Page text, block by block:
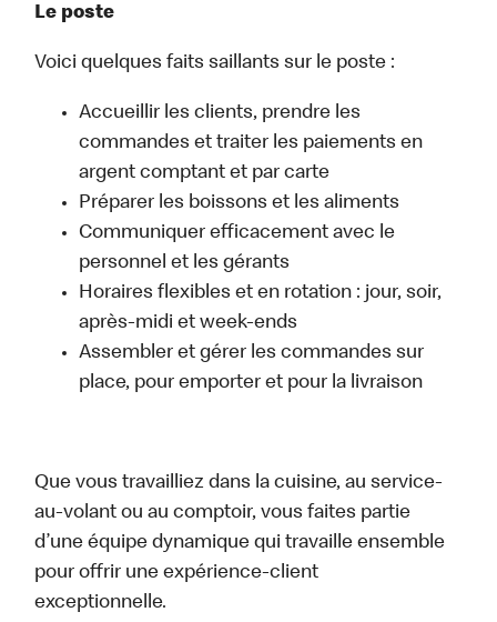
Le poste
Voici quelques faits saillants sur le poste :
Accueillir les clients, prendre les
commandes et traiter les paiements en
argent comptant et par carte
Préparer les boissons et les aliments
Communiquer efficacement avec le
personnel et les gérants
Horaires flexibles et en rotation : jour, soir,
après-midi et week-ends
Assembler et gérer les commandes sur
place, pour emporter et pour la livraison
Que vous travailliez dans la cuisine, au service-
au-volant ou au comptoir, vous faites partie
d’une équipe dynamique qui travaille ensemble
pour offrir une expérience-client
exceptionnelle.